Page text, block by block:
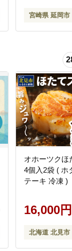
宮崎県 延岡市
オホーツクほ
4個入2袋 ( ホ
テーキ 冷凍 )
16,000円
北海道 北見市